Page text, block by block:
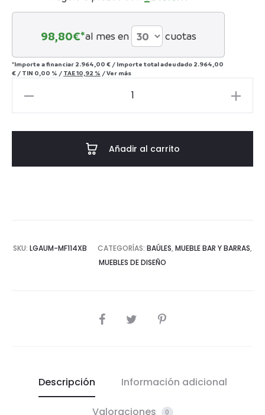
98,80€*al mes en cuotas
*Importe a financiar 2.964,00 € / Importe total adeudado 2.964,00
€ / TIN 0,00 % / TAE10,92 % /Ver más
Añadir al carrito
SKU: LGAUM-MF114XB CATEGORÍAS: BAÚLES, MUEBLE BAR Y BARRAS,
MUEBLES DE DISEÑO
COMPARTIR
Descripción Información adicional
Valoraciones 0